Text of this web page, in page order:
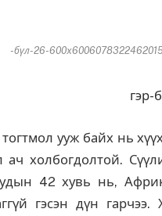
-бүл-26-
ууж байх нь
ач холбогдолтой.
42 хувь нь,
гэсэн дүн гарчээ.